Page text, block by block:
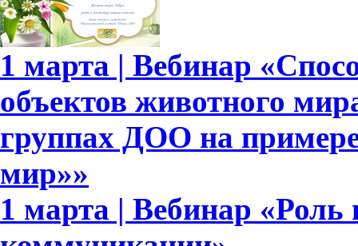
1 марта | Вебинар
объектов животного
группах ДОО на
мир»»
1 марта | Вебинар «Роль